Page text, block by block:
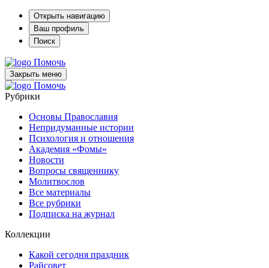
Открыть навигацию
Ваш профиль
Поиск
Помочь
Закрыть меню
Помочь
Рубрики
Основы Православия
Непридуманные истории
Психология и отношения
Академия «Фомы»
Новости
Вопросы священнику
Молитвослов
Все материалы
Все рубрики
Подписка на журнал
Коллекции
Какой сегодня праздник
Райсовет